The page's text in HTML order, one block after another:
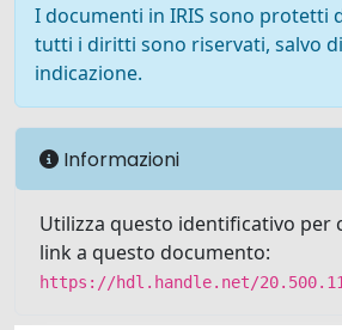
I documenti in IRIS sono protetti
tutti i diritti sono riservati, salvo
indicazione.
Informazioni
Utilizza questo identificativo per
link a questo documento:
https://hdl.handle.net/